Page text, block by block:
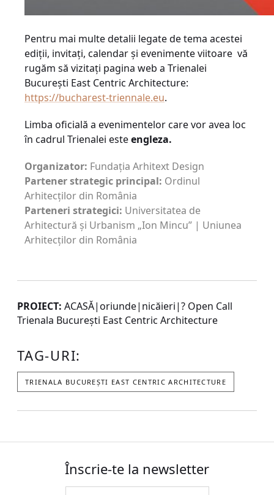
Pentru mai multe detalii legate de tema acestei
ediții, invitați, calendar și evenimente viitoare vă
rugăm să vizitați pagina web a Trienalei
București East Centric Architecture:
https://bucharest-triennale.eu.
Limba oficială a evenimentelor care vor avea loc
în cadrul Trienalei esteengleza.
Organizator: Fundația Arhitext Design
Partener strategic principal: Ordinul
Arhitecților din România
Parteneri strategici: Universitatea de
Arhitectură și Urbanism „Ion Mincu” | Uniunea
Arhitecților din România
PROIECT: ACASĂ|oriunde|nicăieri|? Open Call
Trienala București East Centric Architecture
TAG-URI:
TRIENALA BUCUREȘTI EAST CENTRIC ARCHITECTURE
Înscrie-te la newsletter